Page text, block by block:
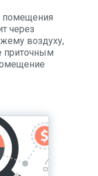
помещения
через
воздуху,
приточным